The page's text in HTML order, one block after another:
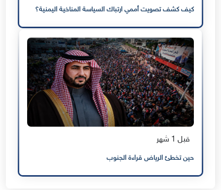
كيف كشف تصويت أممي ارتباك السياسة المناخية اليمنية؟
قبل 1 شهر
حين تخطئ الرياض قراءة الجنوب